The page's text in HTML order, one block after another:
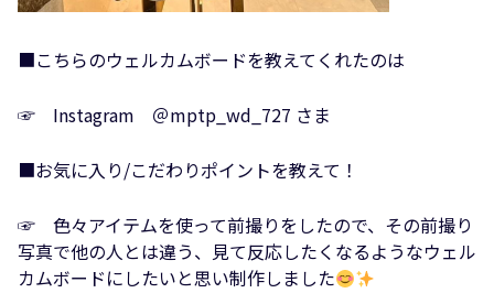
■こちらのウェルカムボードを教えてくれたのは
☞ Instagram ＠mptp_wd_727 さま
■お気に入り/こだわりポイントを教えて！
☞ 色々アイテムを使って前撮りをしたので、その前撮り
写真で他の人とは違う、見て反応したくなるようなウェル
カムボードにしたいと思い制作しました